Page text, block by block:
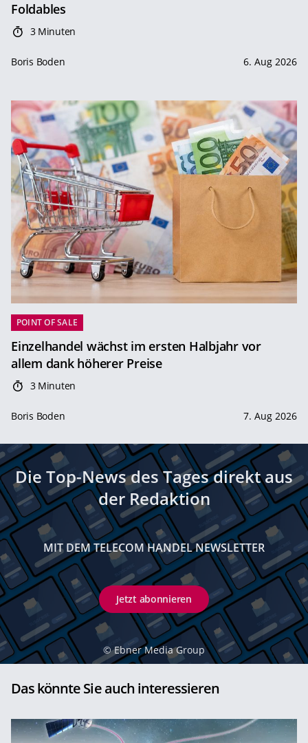
Foldables
3 Minuten
Boris Boden 6. Aug 2026
POINT OF SALE
Einzelhandel wächst im ersten Halbjahr vor
allem dank höherer Preise
3 Minuten
Boris Boden 7. Aug 2026
Die Top-News des Tages direkt aus
der Redaktion
MIT DEM TELECOM HANDEL NEWSLETTER
Jetzt abonnieren
© Ebner Media Group
Das könnte Sie auch interessieren